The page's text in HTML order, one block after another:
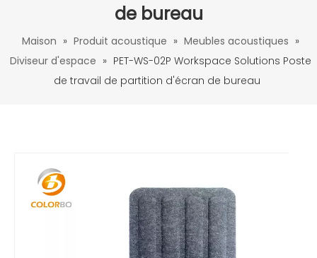
de bureau
Maison » Produit acoustique » Meubles acoustiques »
Diviseur d'espace » PET-WS-02P Workspace Solutions Poste
de travail de partition d'écran de bureau